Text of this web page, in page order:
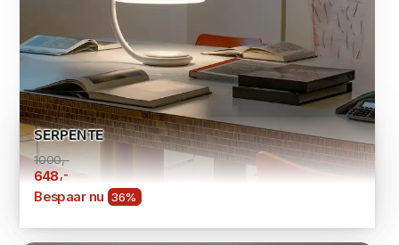
SERPENTE
1000,-
648,-
Bespaar nu 36%